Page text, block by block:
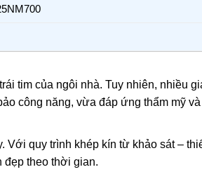
tim của ngôi nhà. Tuy nhiên, nhiều
công năng, vừa đáp ứng thẩm mỹ
Với quy trình khép kín từ khảo sát –
đẹp theo thời gian.